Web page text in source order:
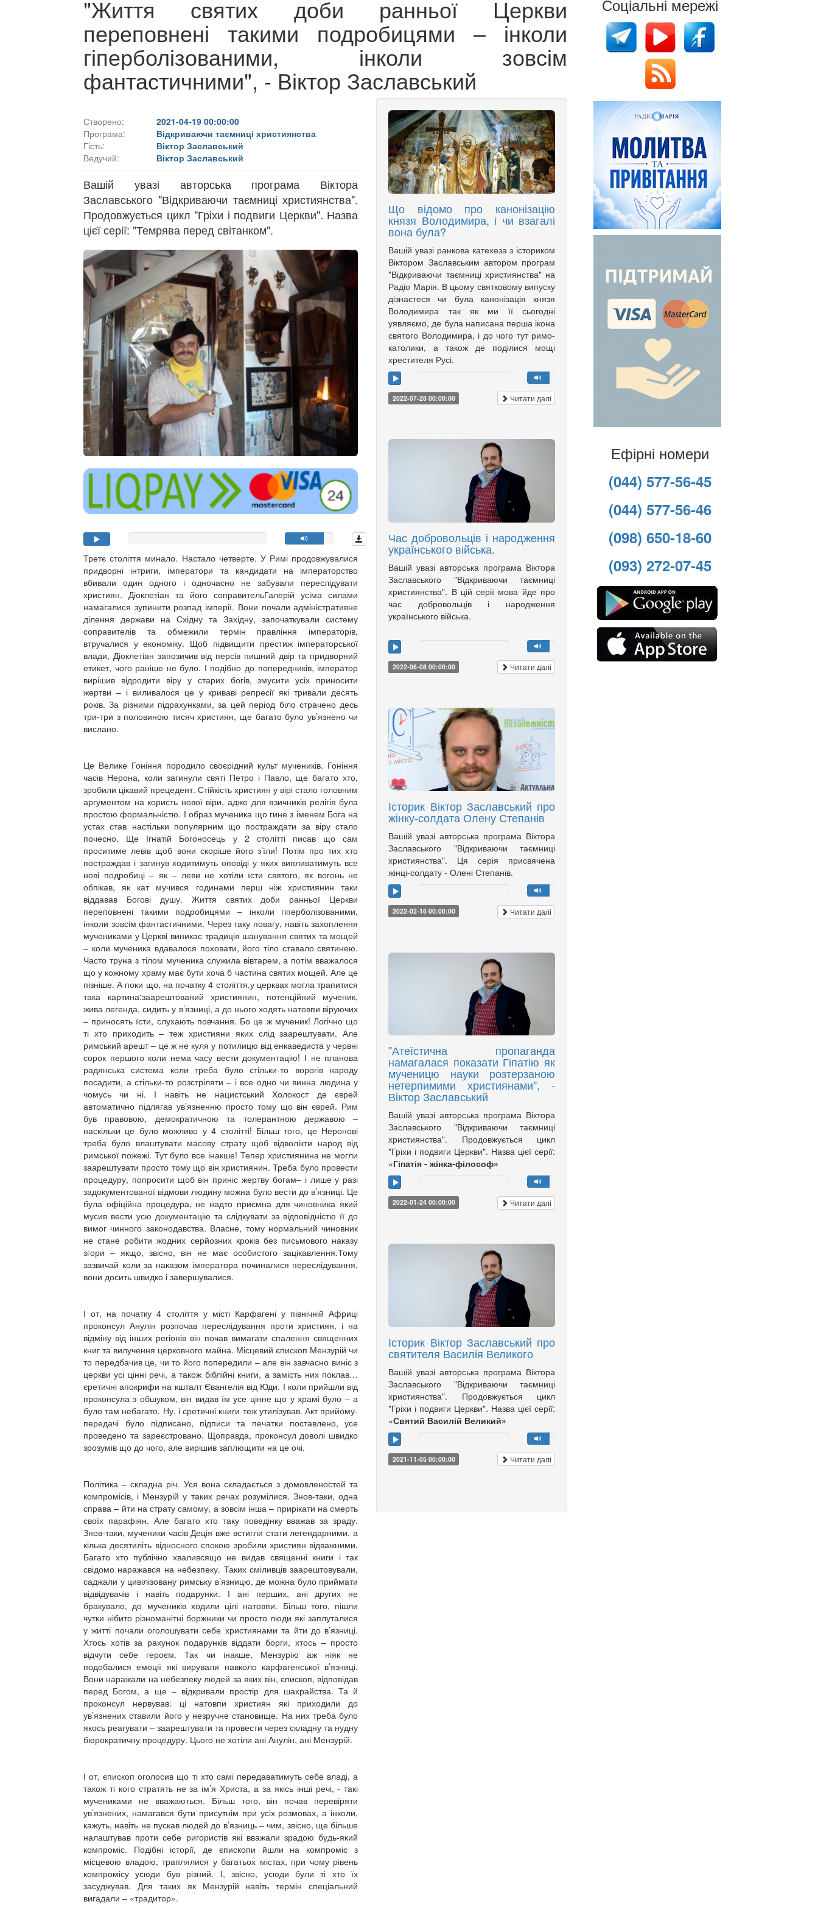
"Життя святих доби ранньої Церкви
переповнені такими подробицями – інколи
гіперболізованими, інколи зовсім
фантастичними", - Віктор Заславський
Створено:
2021-04-19 00:00:00
Програма:
Відкриваючи таємниці християнства
Гість:
Віктор Заславський
Ведучий:
Віктор Заславський
Вашій увазі авторська програма Віктора
Заславського "Відкриваючи таємниці християнства".
Продовжується цикл "Гріхи і подвиги Церкви". Назва
цієї серії: "Темрява перед світанком".
Третє століття минало. Настало четверте. У Римі продовжувалися
придворні інтриги, імператори та кандидати на імператорство
вбивали один одного і одночасно не забували переслідувати
християн. Діоклетіан та його соправительГалерій усіма силами
намагалися зупинити розпад імперії. Вони почали адміністративне
ділення держави на Східну та Західну, започаткували систему
соправителів та обмежили термін правління імператорів,
втручалися у економіку. Щоб підвищити престиж імператорської
влади, Діоклетіан запозичив від персів пишний двір та придворний
етикет, чого раніше не було. І подібно до попередників, імператор
вирішив відродити віру у старих богів, змусити усіх приносити
жертви – і виливалося це у криваві репресії які тривали десять
років. За різними підрахунками, за цей період біло страчено десь
три-три з половиною тисяч християн, ще багато було ув’язнено чи
вислано.
Це Велике Гоніння породило своєрідний культ мучеників. Гоніння
часів Нерона, коли загинули святі Петро і Павло, ще багато хто,
зробили цікавий прецедент. Стійкість християн у вірі стало головним
аргументом на користь нової віри, адже для язичників релігія була
простою формальністю. І образ мученика що гине з іменем Бога на
устах став настільки популярним що постраждати за віру стало
почесно. Ще Ігнатій Богоносець у 2 столітті писав що сам
проситиме левів щоб вони скоріше його з’їли! Потім про тих хто
постраждав і загинув ходитимуть оповіді у яких випливатимуть все
нові подробиці – як – леви не хотіли їсти святого, як вогонь не
обпікав, як кат мучився годинами перш ніж християнин таки
віддавав Богові душу. Життя святих доби ранньої Церкви
переповнені такими подробицями – інколи гіперболізованими,
інколи зовсім фантастичними. Через таку повагу, навіть захоплення
мучениками у Церкві виникає традиція шанування святих та мощей
– коли мученика вдавалося поховати, його тіло ставало святинею.
Часто труна з тілом мученика служила вівтарем, а потім вважалося
що у кожному храму має бути хоча б частина святих мощей. Але це
пізніше. А поки що, на початку 4 століття,у церквах могла трапитися
така картина:заарештований християнин, потенційний мученик,
жива легенда, сидить у в’язниці, а до нього ходять натовпи віруючих
– приносять їсти, слухають повчання. Бо це ж мученик! Логічно що
ті хто приходить – теж християни яких слід заарештувати. Але
римський арешт – це ж не куля у потилицю від енкаведиста у червні
сорок першого коли нема часу вести документацію! І не планова
радянська система коли треба було стільки-то ворогів народу
посадити, а стільки-то розстріляти – і все одно чи винна людина у
чомусь чи ні. І навіть не нацистський Холокост де єврей
автоматично підлягав ув’язненню просто тому що він єврей. Рим
був правовою, демократичною та толерантною державою –
наскільки це було можливо у 4 столітті! Більш того, це Неронові
треба було влаштувати масову страту щоб відволікти народ від
римської пожежі. Тут було все інакше! Тепер християнина не могли
заарештувати просто тому що він християнин. Треба було провести
процедуру, попросити щоб він приніс жертву богам– і лише у разі
задокументованої відмови людину можна було вести до в’язниці. Це
була офіційна процедура, не надто приємна для чиновника який
мусив вести усю документацію та слідкувати за відповідністю її до
вимог чинного законодавства. Власне, тому нормальний чиновник
не стане робити жодних серйозних кроків без письмового наказу
згори – якщо, звісно, він не має особистого зацікавлення.Тому
зазвичай коли за наказом імператора починалися переслідування,
вони досить швидко і завершувалися.
І от, на початку 4 століття у місті Карфагені у північній Африці
проконсул Анулін розпочав переслідування проти християн, і на
відміну від інших регіонів він почав вимагати спалення священних
книг та вилучення церковного майна. Місцевий єпископ Мензурій чи
то передбачив це, чи то його попередили – але він завчасно виніс з
церкви усі цінні речі, а також біблійні книги, а замість них поклав…
єретичні апокрифи на кшталт Євангелія від Юди. І коли прийшли від
проконсула з обшуком, він видав їм усе цінне що у храмі було – а
було там небагато. Ну, і єретичні книги теж утилізував. Акт прийому-
передачі було підписано, підписи та печатки поставлено, усе
проведено та зареєстровано. Щоправда, проконсул доволі швидко
зрозумів що до чого, але вирішив заплющити на це очі.
Політика – складна річ. Уся вона складається з домовленостей та
компромісів, і Мензурій у таких речах розумілися. Знов-таки, одна
справа – йти на страту самому, а зовсім інша – прирікати на смерть
своїх парафіян. Але багато хто таку поведінку вважав за зраду.
Знов-таки, мученики часів Деція вже встигли стати легендарними, а
кілька десятиліть відносного спокою зробили християн відважними.
Багато хто публічно хваливсящо не видав священні книги і так
свідомо наражався на небезпеку. Таких сміливців заарештовували,
саджали у цивілізовану римську в’язницю, де можна було приймати
відвідувачів і навіть подарунки. І ані перших, ані других не
бракувало, до мучеників ходили цілі натовпи. Більш того, пішли
чутки нібито різноманітні боржники чи просто люди які заплуталися
у житті почали оголошувати себе християнами та йти до в’язниці.
Хтось хотів за рахунок подарунків віддати борги, хтось – просто
відчути себе героєм. Так чи інакше, Мензурію аж ніяк не
подобалися емоції які вирували навколо карфагенської в’язниці.
Вони наражали на небезпеку людей за яких він, єпископ, відповідав
перед Богом, а ще – відкривали простір для шахрайства. Та й
проконсул нервував: ці натовпи християн які приходили до
ув’язнених ставили його у незручне становище. На них треба було
якось реагувати – заарештувати та провести через складну та нудну
бюрократичну процедуру. Цього не хотіли ані Анулін, ані Мензурій.
І от, єпископ оголосив що ті хто самі передаватимуть себе владі, а
також ті кого стратять не за ім’я Христа, а за якісь інші речі, - такі
мучениками не вважаються. Більш того, він почав перевіряти
ув’язнених, намагався бути присутнім при усіх розмовах, а інколи,
кажуть, навіть не пускав людей до в’язниць – чим, звісно, ще більше
налаштував проти себе ригористів які вважали зрадою будь-який
компроміс. Подібні історії, де єпископи йшли на компроміс з
місцевою владою, траплялися у багатьох містах, при чому рівень
компромісу усюди був різний. І, звісно, усюди були ті хто їх
засуджував. Для таких як Мензурій навіть термін спеціальний
вигадали – «традитор».
Що відомо про канонізацію
князя Володимира, і чи взагалі
вона була?
Вашій увазі ранкова катехеза з істориком
Віктором Заславським автором програм
"Відкриваючи таємниці християнства" на
Радіо Марія. В цьому святковому випуску
дізнаєтеся чи була канонізація князя
Володимира так як ми її сьогодні
уявляємо, де була написана перша ікона
святого Володимира, і до чого тут римо-
католики, а також де поділися мощі
хрестителя Русі.
2022-07-28 00:00:00 Читати далі
Час добровольців і народження
українського війська.
Вашій увазі авторська програма Віктора
Заславського "Відкриваючи таємниці
християнства". В цій серії мова йде про
час добровольців і народження
українського війська.
2022-06-08 00:00:00 Читати далі
Історик Віктор Заславський про
жінку-солдата Олену Степанів
Вашій увазі авторська програма Віктора
Заславського "Відкриваючи таємниці
християнства". Ця серія присвячена
жінці-солдату - Олені Степанів.
2022-02-16 00:00:00 Читати далі
"Атеїстична пропаганда
намагалася показати Гіпатію як
мученицю науки розтерзаною
нетерпимими християнами", -
Віктор Заславський
Вашій увазі авторська програма Віктора
Заславського "Відкриваючи таємниці
християнства". Продовжується цикл
"Гріхи і подвиги Церкви". Назва цієї серії:
«Гіпатія - жінка-філософ»
2022-01-24 00:00:00 Читати далі
Історик Віктор Заславський про
святителя Василія Великого
Вашій увазі авторська програма Віктора
Заславського "Відкриваючи таємниці
християнства". Продовжується цикл
"Гріхи і подвиги Церкви". Назва цієї серії:
«Святий Василій Великий»
2021-11-05 00:00:00 Читати далі
Соціальні мережі
Ефірні номери
(044) 577-56-45
(044) 577-56-46
(098) 650-18-60
(093) 272-07-45